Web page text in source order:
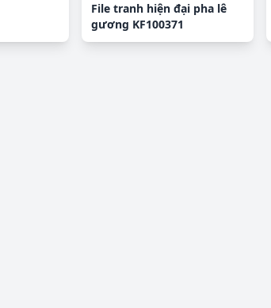
File tranh hiện đại pha lê
gương KF100371